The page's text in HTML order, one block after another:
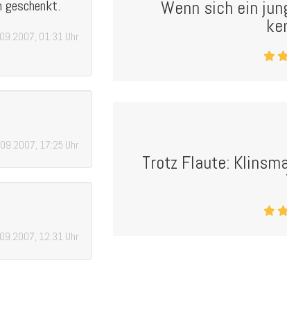
geschenkt.
01:31 Uhr
17:25 Uhr
12:31 Uhr
Wenn sich ein
Trotz Flaute: